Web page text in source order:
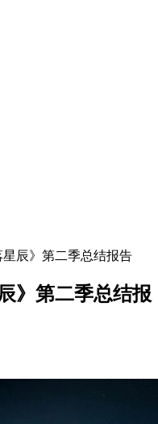
辰》第二季总结报告
》第二季总结报